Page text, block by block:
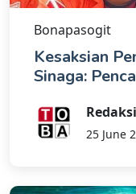
Bonapasogit
Kesaksian
Sinaga:
Redaksi
25 June